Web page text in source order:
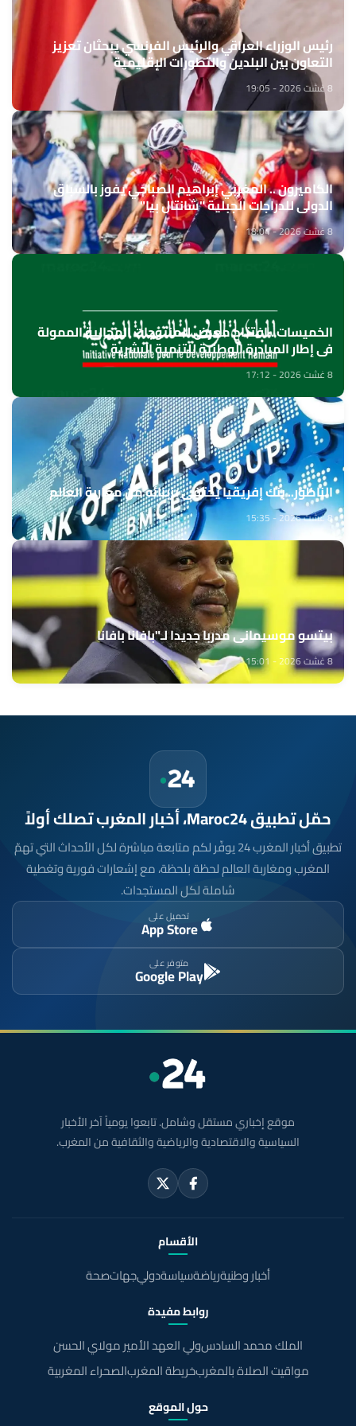
رئيس الوزراء العراقي والرئيس الفرنسي يبحثان تعزيز
التعاون بين البلدين والتطورات الإقليمية
8 غشت 2026 - 19:05
الكاميرون .. المغربي إبراهيم الصباحي يفوز بالسباق
الدولي للدراجات الجبلية "شانتال بيا"
8 غشت 2026 - 18:04
الخميسات ..افتتاح معرض للمنتوجات المجالية الممولة
في إطار المبادرة الوطنية للتنمية البشرية
8 غشت 2026 - 17:12
الناظور.. بنك إفريقيا يحتفي بزبنائه من مغاربة العالم
8 غشت 2026 - 15:35
بيتسو موسيماني مدربا جديدا لـ"بافانا بافانا
8 غشت 2026 - 15:01
حمّل تطبيق Maroc24، أخبار المغرب تصلك أولاً
تطبيق أخبار المغرب 24 يوفّر لكم متابعة مباشرة لكل الأحداث التي تهمّ
المغرب ومغاربة العالم لحظة بلحظة، مع إشعارات فورية وتغطية
شاملة لكل المستجدات.
تحميل على
App Store
متوفر على
Google Play
موقع إخباري مستقل وشامل. تابعوا يومياً آخر الأخبار
السياسية والاقتصادية والرياضية والثقافية من المغرب.
الأقسام
أخبار وطنيةرياضةسياسةدوليجهاتصحة
روابط مفيدة
الملك محمد السادسولي العهد الأمير مولاي الحسن
مواقيت الصلاة بالمغربخريطة المغربالصحراء المغربية
حول الموقع